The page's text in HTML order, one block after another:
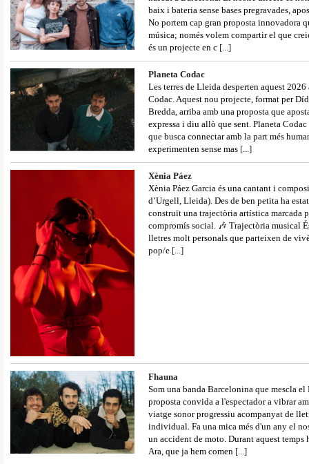
baix i bateria sense bases pregravades,
No portem cap gran proposta innovadora
música; només volem compartir el que
és un projecte en c [...]
Planeta Codac
Les terres de Lleida desperten aquest
Codac. Aquest nou projecte, format per
Bredda, arriba amb una proposta que
expressa i diu allò que sent. Planeta
que busca connectar amb la part més
experimenten sense mas [...]
Xènia Páez
Xènia Páez Garcia és una cantant i
d’Urgell, Lleida). Des de ben petita ha
construït una trajectòria artística marcada
compromís social. 🎶 Trajectòria musical
lletres molt personals que parteixen de
pop/e [...]
Fhauna
Som una banda Barcelonina que mescla
proposta convida a l'espectador a vibrar
viatge sonor progressiu acompanyat de
individual. Fa una mica més d'un any el
un accident de moto. Durant aquest temps
Ara, que ja hem comen [...]